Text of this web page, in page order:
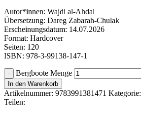
Autor*innen: Wajdi al-Ahdal
Übersetzung: Dareg Zabarah-Chulak
Erscheinungsdatum: 14.07.2026
Format: Hardcover
Seiten: 120
ISBN: 978-3-99138-147-1
Bergboote Menge
In den Warenkorb
Artikelnummer: 9783991381471 Kategorie:
Teilen: